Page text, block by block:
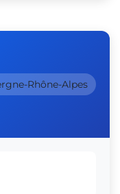
Rhône-Alpes